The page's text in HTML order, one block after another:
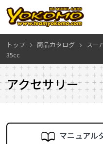
トップ 商品カタログ
スー
35cc
アクセサリー
マニュアル